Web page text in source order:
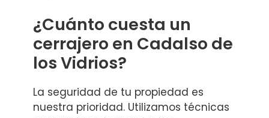
¿Cuánto cuesta un
cerrajero en Cadalso de
los Vidrios?
La seguridad de tu propiedad es
nuestra prioridad. Utilizamos técnicas